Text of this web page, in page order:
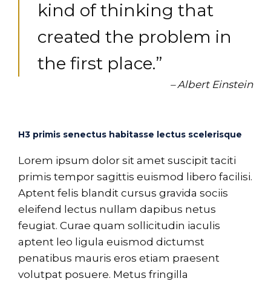
kind of thinking that
created the problem in
the first place.”
– Albert Einstein
H3 primis senectus habitasse lectus scelerisque
Lorem ipsum dolor sit amet suscipit taciti
primis tempor sagittis euismod libero facilisi.
Aptent felis blandit cursus gravida sociis
eleifend lectus nullam dapibus netus
feugiat. Curae quam sollicitudin iaculis
aptent leo ligula euismod dictumst
penatibus mauris eros etiam praesent
volutpat posuere. Metus fringilla